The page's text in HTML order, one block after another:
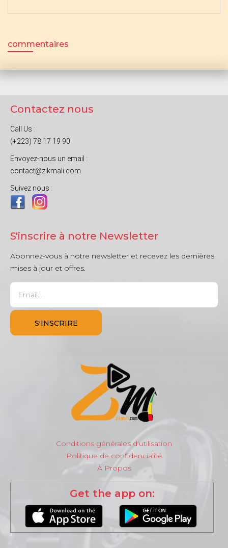
commentaires
Contactez nous
Call Us :
(+223) 78 17 19 90
Envoyez-nous un email :
contact@zikmali.com
Suivez nous :
S'inscrire à notre Newsletter
Abonnez-vous à notre newsletter et recevez les dernières
mises à jour et offres.
Conditions générales d'utilisation
Politique de confidencialité
À Propos
Get the app on: